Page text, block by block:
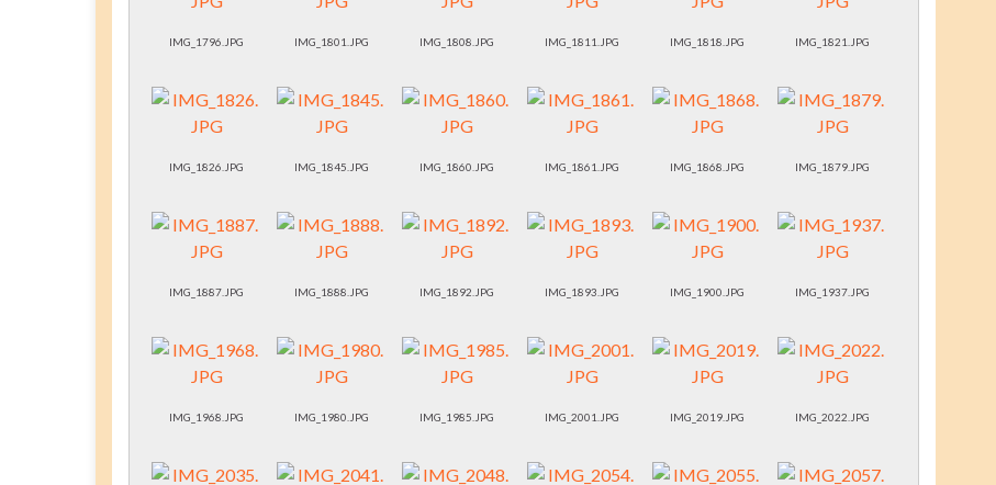
IMG_1796.JPG IMG_1801.JPG IMG_1808.JPG IMG_1811.JPG IMG_1818.JPG IMG_1821.JPG
IMG_1826.JPG IMG_1845.JPG IMG_1860.JPG IMG_1861.JPG IMG_1868.JPG IMG_1879.JPG
IMG_1887.JPG IMG_1888.JPG IMG_1892.JPG IMG_1893.JPG IMG_1900.JPG IMG_1937.JPG
IMG_1968.JPG IMG_1980.JPG IMG_1985.JPG IMG_2001.JPG IMG_2019.JPG IMG_2022.JPG